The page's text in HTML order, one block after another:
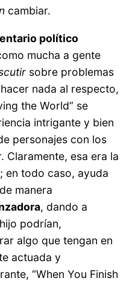
cambiar.
político
mucha a gente
sobre problemas
nada al respecto,
the World” se
intrigante y bien
personajes con los
Claramente, esa era la
en todo caso, ayuda
manera
, dando a
podrían,
algo que tengan en
actuada y
“When You Finish